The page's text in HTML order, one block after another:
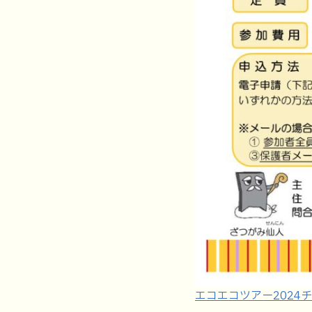
エコエコツアー2024